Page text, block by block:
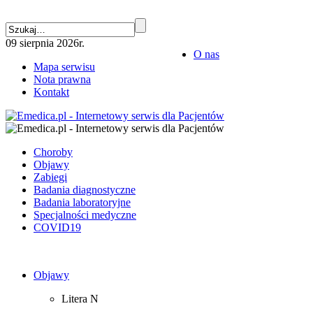
09 sierpnia 2026r.
O nas
Mapa serwisu
Nota prawna
Kontakt
Choroby
Objawy
Zabiegi
Badania diagnostyczne
Badania laboratoryjne
Specjalności medyczne
COVID19
Objawy
Litera N